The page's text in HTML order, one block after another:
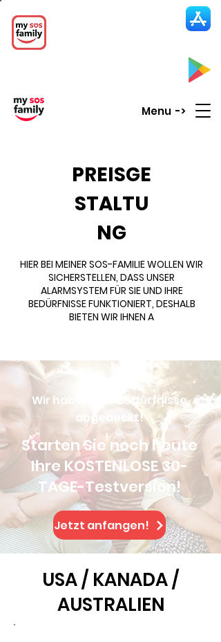
Menu ->
PREISGE
STALTU
NG
HIER BEI MEINER SOS-FAMILIE WOLLEN WIR
SICHERSTELLEN, DASS UNSER
ALARMSYSTEM FÜR SIE UND IHRE
BEDÜRFNISSE FUNKTIONIERT, DESHALB
BIETEN WIR IHNEN A
Wir haben Ihre Bedürfnisse
abgedeckt!
Starten Sie noch heute
Ihre KOSTENLOSE 30-
TAGE-Testversion!
Jetzt anfangen!
USA / KANADA /
AUSTRALIEN